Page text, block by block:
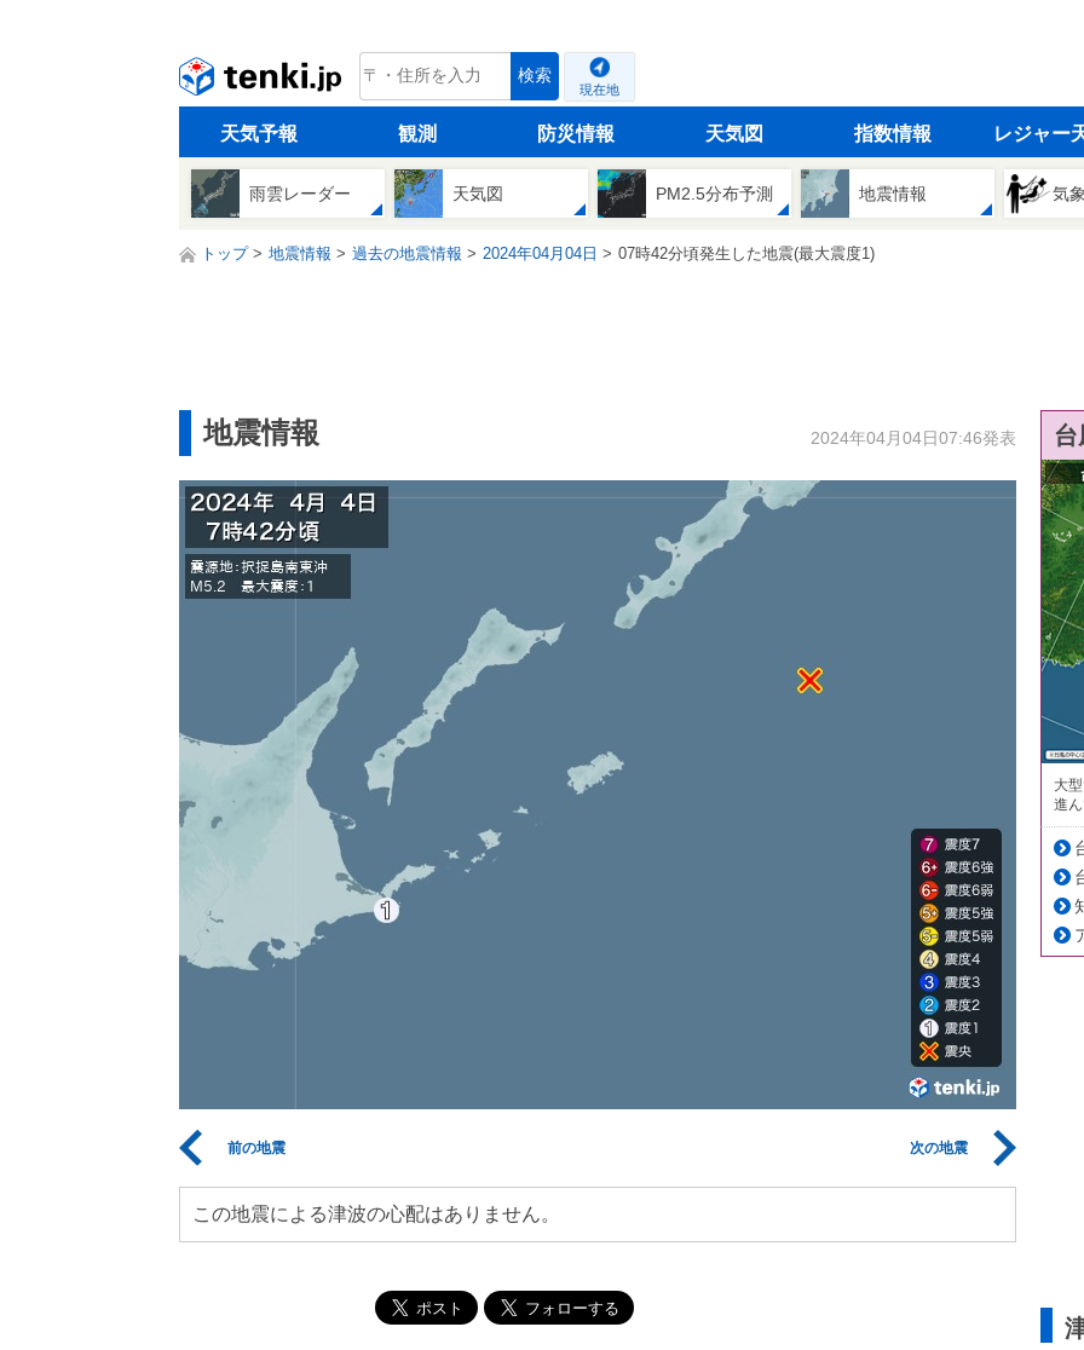
tenki.jp 検索
現在地
天気予報 観測 防災情報 天気図 指数情報 レジャー
雨雲レーダー 天気図 PM2.5分布予測 地震情報 気
トップ 地震情報 過去の地震情報 2024年04月04日 07時42分頃発生した地震(最大震度1)
地震情報 2024年04月04日07:46発表
前の地震 次の地震
この地震による津波の心配はありません。
大
進